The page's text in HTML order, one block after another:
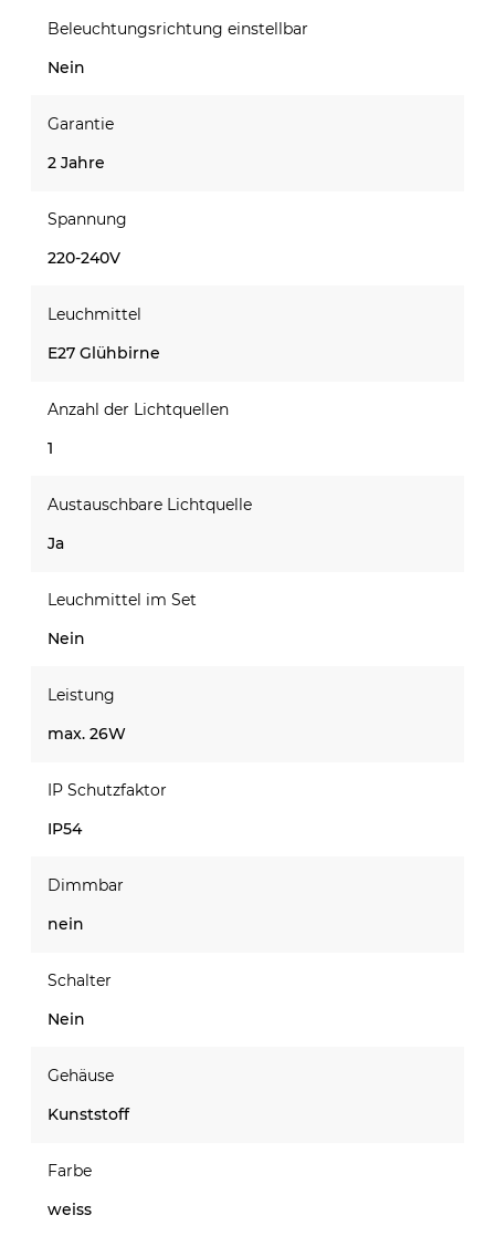
Beleuchtungsrichtung einstellbar
Nein
Garantie
2 Jahre
Spannung
220-240V
Leuchmittel
E27 Glühbirne
Anzahl der Lichtquellen
1
Austauschbare Lichtquelle
Ja
Leuchmittel im Set
Nein
Leistung
max. 26W
IP Schutzfaktor
IP54
Dimmbar
nein
Schalter
Nein
Gehäuse
Kunststoff
Farbe
weiss